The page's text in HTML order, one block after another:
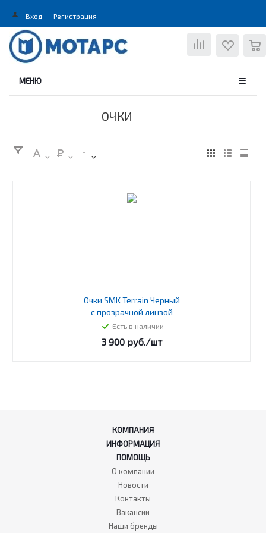
Вход Регистрация
МЕНЮ
ОЧКИ
Очки SMK Terrain Черный
с прозрачной линзой
Есть в наличии
3 900 руб./шт
КОМПАНИЯ
ИНФОРМАЦИЯ
ПОМОЩЬ
О компании
Новости
Контакты
Вакансии
Наши бренды